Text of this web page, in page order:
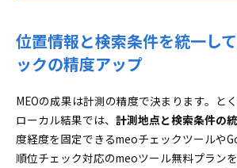
位置情報と検索条件を統一し
ックの精度アップ
MEOの成果は計測の精度で決まります。と
ローカル結果では、 計測地点と検索条件の
度経度を固定できるmeoチェックツールや
順位チェック対応のmeoツール無料プラン